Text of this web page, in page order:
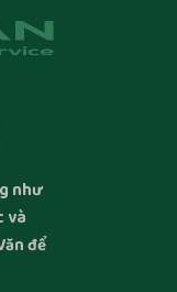
như
và
để